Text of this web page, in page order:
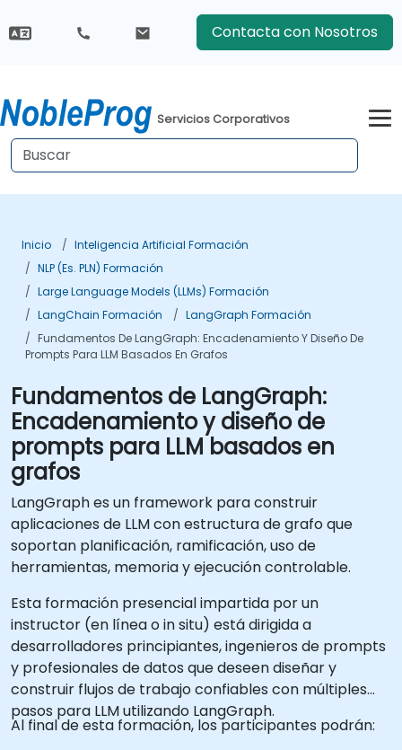
Contacta con Nosotros
Servicios Corporativos
Inicio
Inteligencia Artificial Formación
NLP (es. PLN) Formación
Large Language Models (LLMs) Formación
LangChain Formación
LangGraph Formación
Fundamentos De LangGraph: Encadenamiento Y Diseño De
Prompts Para LLM Basados En Grafos
Fundamentos de LangGraph:
Encadenamiento y diseño de
prompts para LLM basados en
grafos
LangGraph es un framework para construir
aplicaciones de LLM con estructura de grafo que
soportan planificación, ramificación, uso de
herramientas, memoria y ejecución controlable.
Esta formación presencial impartida por un
instructor (en línea o in situ) está dirigida a
desarrolladores principiantes, ingenieros de prompts
y profesionales de datos que deseen diseñar y
construir flujos de trabajo confiables con múltiples
pasos para LLM utilizando LangGraph.
Al final de esta formación, los participantes podrán: